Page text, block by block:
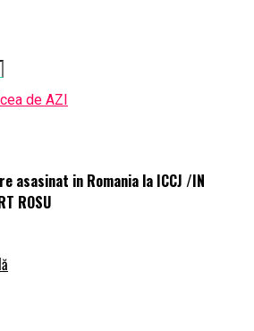
asasinat in Romania la ICCJ /IN
ROSU